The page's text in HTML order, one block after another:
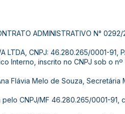
ADMINISTRATIVO N°
LTDA, CNPJ: 46.280.265/0001-91,
Interno, inscrito no CNPJ sob o
Flávia Melo de Souza, Secretária
pelo CNPJ/MF 46.280.265/0001-